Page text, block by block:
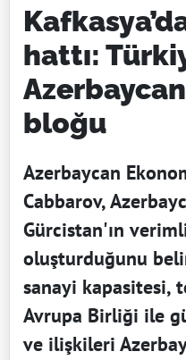
hattı:
bloğu
Azerbaycan
Cabbarov,
Gürcistan'ın
oluşturduğunu
sanayi kapasitesi,
Avrupa Birliği ile
ve ilişkileri